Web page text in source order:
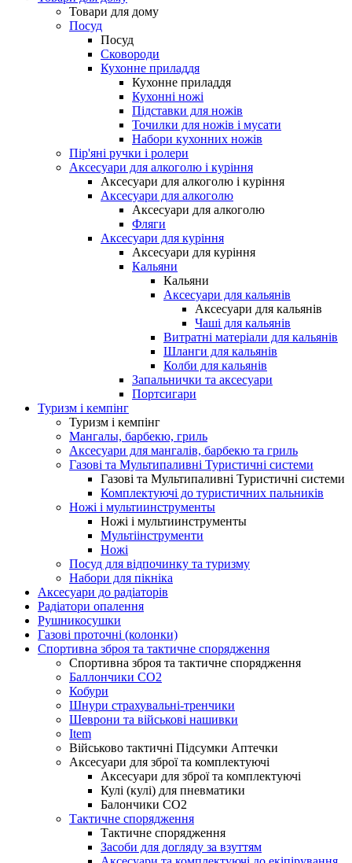
Товари для дому
Посуд
Посуд
Сковороди
Кухонне приладдя
Кухонне приладдя
Кухонні ножі
Підставки для ножів
Точилки для ножів і мусати
Набори кухонних ножів
Пір'яні ручки і ролери
Аксесуари для алкоголю і куріння
Аксесуари для алкоголю і куріння
Аксесуари для алкоголю
Аксесуари для алкоголю
Фляги
Аксесуари для куріння
Аксесуари для куріння
Кальяни
Кальяни
Аксесуари для кальянів
Аксесуари для кальянів
Чаші для кальянів
Витратні матеріали для кальянів
Шланги для кальянів
Колби для кальянів
Запальнички та аксесуари
Портсигари
Туризм і кемпінг
Туризм і кемпінг
Мангалы, барбекю, гриль
Аксесуари для мангалів, барбекю та гриль
Газові та Мультипаливні Туристичні системи
Газові та Мультипаливні Туристичні системи
Комплектуючі до туристичних пальників
Ножі і мультиинструменты
Ножі і мультиинструменты
Мультіінструменти
Ножі
Посуд для відпочинку та туризму
Набори для пікніка
Аксесуари до радіаторів
Радіатори опалення
Рушникосушки
Газові проточні (колонки)
Спортивна зброя та тактичне спорядження
Спортивна зброя та тактичне спорядження
Баллончики CO2
Кобури
Шнури страхувальні-тренчики
Шеврони та військові нашивки
Item
Військово тактичні Підсумки Аптечки
Аксесуари для зброї та комплектуючі
Аксесуари для зброї та комплектуючі
Кулі (кулі) для пневматики
Балончики CO2
Тактичне спорядження
Тактичне спорядження
Засоби для догляду за взуттям